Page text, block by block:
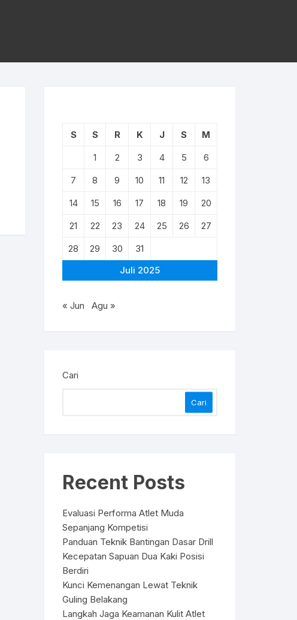
Juli 2025
S S R K J S
M
1
2 3 4 5
6
7
8 9 10 11 12
13
14
15 16 17 18 19
20
21
22 23 24 25 26
27
28
29 30 31
« Jun Agu »
Cari
Cari
Recent Posts
Evaluasi Performa Atlet Muda
Sepanjang Kompetisi
Panduan Teknik Bantingan Dasar Drill
Kecepatan Sapuan Dua Kaki Posisi
Berdiri
Kunci Kemenangan Lewat Teknik
Guling Belakang
Langkah Jaga Keamanan Kulit Atlet